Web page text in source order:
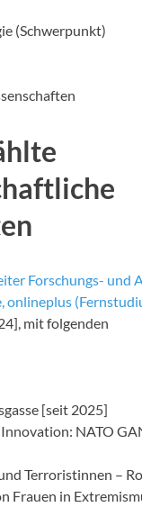
(Schwerpunkt)
Forschungs- und
onlineplus
mit folgenden
[seit 2025]
Innovation: NATO
Terroristinnen –
Frauen in